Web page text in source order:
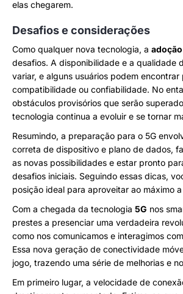
elas chegarem.
Desafios e considerações
Como qualquer nova tecnologia, a
desafios. A disponibilidade e a qualidade
variar, e alguns usuários podem encontrar
compatibilidade ou confiabilidade. No
obstáculos provisórios que serão
tecnologia continua a evoluir e se tornar
Resumindo, a preparação para o 5G
correta de dispositivo e plano de dados,
as novas possibilidades e estar pronto
desafios iniciais. Seguindo essas dicas,
posição ideal para aproveitar ao máximo
Com a chegada da tecnologia 5G nos
prestes a presenciar uma verdadeira
como nos comunicamos e interagimos
Essa nova geração de conectividade
jogo, trazendo uma série de melhorias e
Em primeiro lugar, a velocidade de